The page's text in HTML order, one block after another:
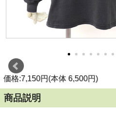
価格:7,150円(本体 6,500円)
商品説明